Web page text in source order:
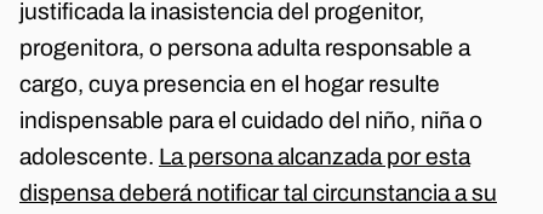
justificada la inasistencia del progenitor,
progenitora, o persona adulta responsable a
cargo, cuya presencia en el hogar resulte
indispensable para el cuidado del niño, niña o
adolescente. La persona alcanzada por esta
dispensa deberá notificar tal circunstancia a su